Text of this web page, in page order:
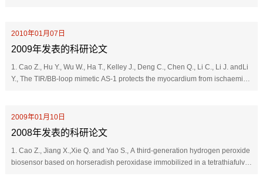
2010年01月07日
2009年发表的科研论文
1. Cao Z., Hu Y., Wu W., Ha T., Kelley J., Deng C., Chen Q., Li C., Li J. andLi
Y., The TIR/BB-loop mimetic AS-1 protects the myocardium from ischaemia/r
2009年01月10日
2008年发表的科研论文
1. Cao Z., Jiang X.,Xie Q. and Yao S., A third-generation hydrogen peroxide
biosensor based on horseradish peroxidase immobilized in a tetrathiafulval